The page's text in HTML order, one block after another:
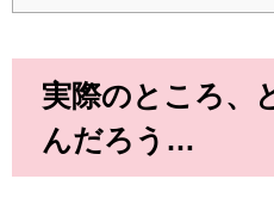
実際のところ、
んだろう…